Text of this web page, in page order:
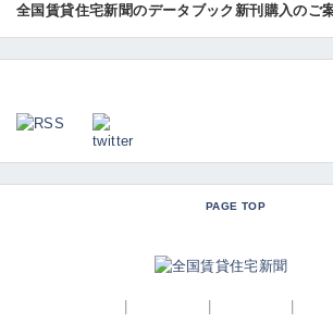
全国賃貸住宅新聞のデータブック新刊購入のご
PAGE TOP